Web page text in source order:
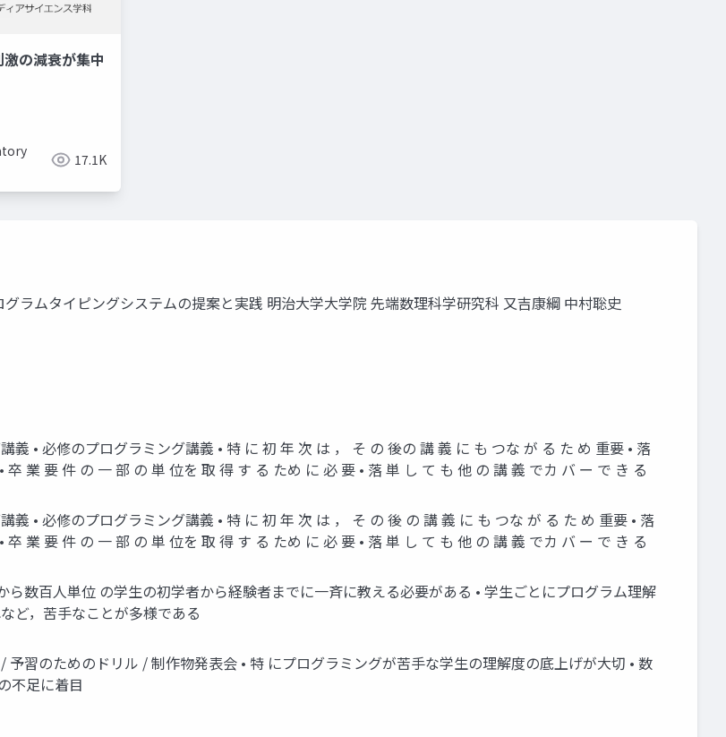
取り入れ
の減衰が集中
17.1K
ラムタイピングシステムの提案と実践 明治大学大学院 先端数理科学研究科 又吉康綱 中村聡史
• 必修のプログラミング講義 • 特 に 初 年 次 は ， そ の 後の 講 義 に も つな が る た め 重要 • 落
業 要 件 の 一 部 の 単 位を 取 得 す る ため に 必 要 • 落 単 し て も 他 の 講 義 でカ バ ー で き る
• 必修のプログラミング講義 • 特 に 初 年 次 は ， そ の 後 の 講 義 に も つな が る た め 重要 • 落
業 要 件 の 一 部 の 単 位を 取 得 す る ため に 必 要 • 落 単 し て も 他 の 講 義 でカ バ ー で き る
数百人単位 の学生の初学者から経験者までに一斉に教える必要がある • 学生ごとにプログラム理解
ど，苦手なことが多様である
習のためのドリル / 制作物発表会 • 特 にプログラミングが苦手な学生の理解度の底上げが大切 • 数
不足に着目